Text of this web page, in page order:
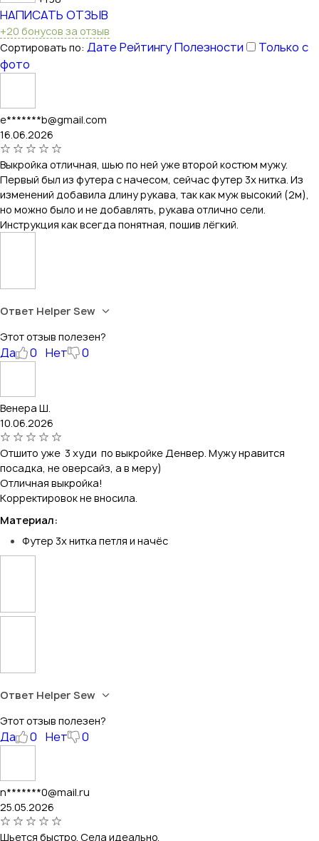
НАПИСАТЬ ОТЗЫВ
+20 бонусов за отзыв
Сортировать по: ДатеРейтингуПолезности
Только с
фото
e*******b@gmail.com
16.06.2026
Выкройка отличная, шью по ней уже второй костюм мужу.
Первый был из футера с начесом, сейчас футер 3х нитка. Из
изменений добавила длину рукава, так как муж высокий (2м),
но можно было и не добавлять, рукава отлично сели.
Инструкция как всегда понятная, пошив лёгкий.
Ответ Helper Sew
Этот отзыв полезен?
Да 0 Нет 0
Венера Ш.
10.06.2026
Отшито уже 3 худи по выкройке Денвер. Мужу нравится
посадка, не оверсайз, а в меру)
Отличная выкройка!
Корректировок не вносила.
Материал:
Футер 3х нитка петля и начёс
Ответ Helper Sew
Этот отзыв полезен?
Да 0 Нет 0
n*******0@mail.ru
25.05.2026
Шьется быстро. Села идеально.